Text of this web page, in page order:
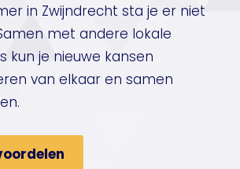
in Zwijndrecht sta je er niet
met andere lokale
kun je nieuwe kansen
van elkaar en samen